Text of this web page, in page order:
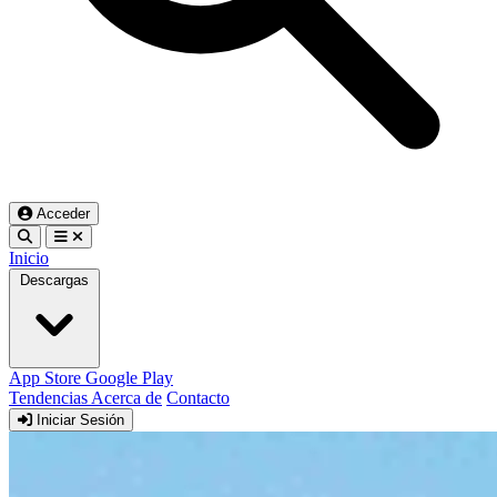
Acceder
Inicio
Descargas
App Store Google Play
Tendencias Acerca de Contacto
Iniciar Sesión